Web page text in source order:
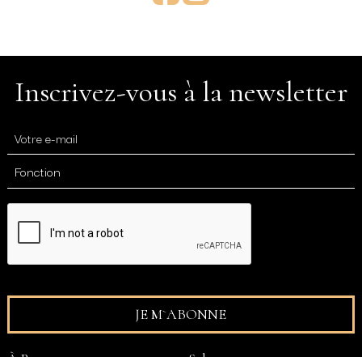
Inscrivez-vous à la newsletter